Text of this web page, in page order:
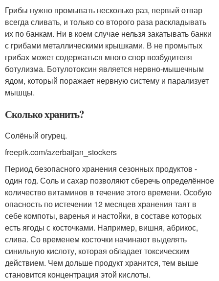
Грибы нужно промывать несколько раз, первый отвар
всегда сливать, и только со второго раза раскладывать
их по банкам. Ни в коем случае нельзя закатывать банки
с грибами металлическими крышками. В не промытых
грибах может содержаться много спор возбудителя
ботулизма. Ботулотоксин является нервно-мышечным
ядом, который поражает нервную систему и парализует
мышцы.
Сколько хранить?
Солёный огурец.
freepik.com/azerbaijan_stockers
Период безопасного хранения сезонных продуктов -
один год. Соль и сахар позволяют сберечь определённое
количество витаминов в течение этого времени. Особую
опасность по истечении 12 месяцев хранения таят в
себе компоты, варенья и настойки, в составе которых
есть ягоды с косточками. Например, вишня, абрикос,
слива. Со временем косточки начинают выделять
синильную кислоту, которая обладает токсическим
действием. Чем дольше продукт хранится, тем выше
становится концентрация этой кислоты.